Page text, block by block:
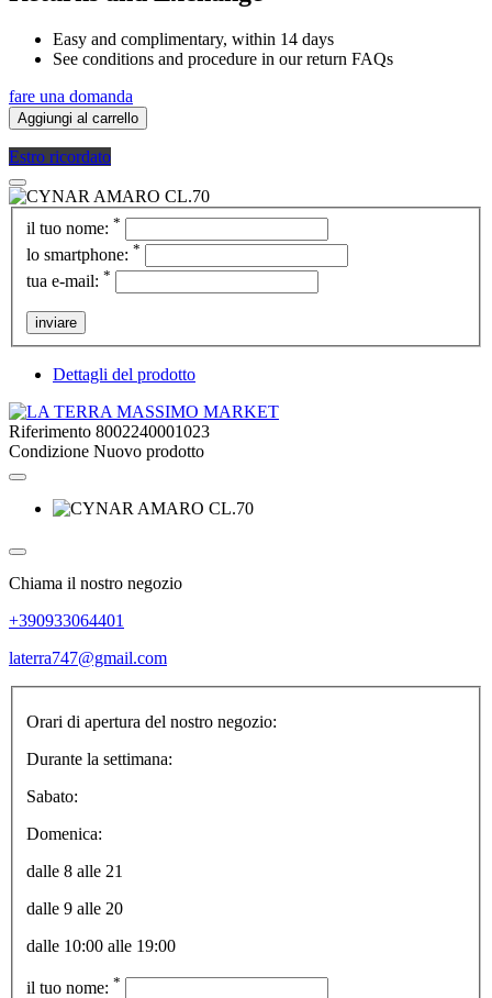
Easy and complimentary, within 14 days
See conditions and procedure in our return FAQs
fare una domanda
Aggiungi al carrello
Estro ricordato
il tuo nome: *
lo smartphone: *
tua e-mail: *
inviare
Dettagli del prodotto
Riferimento 8002240001023
Condizione Nuovo prodotto
Chiama il nostro negozio
+390933064401
laterra747@gmail.com
Orari di apertura del nostro negozio:
Durante la settimana:
Sabato:
Domenica:
dalle 8 alle 21
dalle 9 alle 20
dalle 10:00 alle 19:00
il tuo nome: *